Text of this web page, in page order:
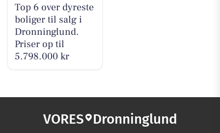
Top 6 over dyreste
boliger til salg i
Dronninglund.
Priser op til
5.798.000 kr
VORES Dronninglund